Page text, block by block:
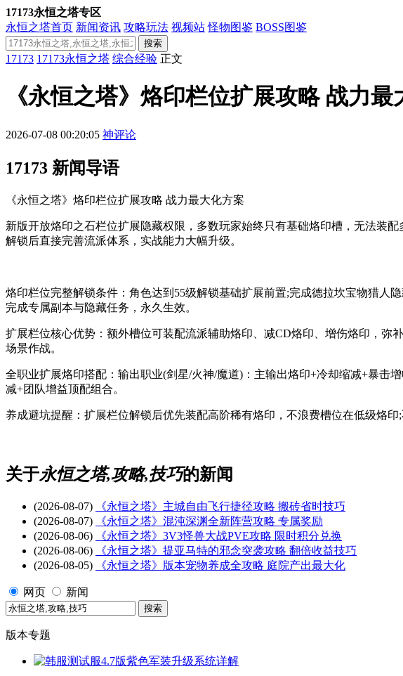
17173永恒之塔专区
永恒之塔首页 新闻资讯 攻略玩法 视频站 怪物图鉴 BOSS图鉴
搜索
17173 17173永恒之塔 综合经验 正文
《永恒之塔》烙印栏位扩展攻略 战力最
2026-07-08 00:20:05 神评论
17173 新闻导语
《永恒之塔》烙印栏位扩展攻略 战力最大化方案
新版开放烙印之石栏位扩展隐藏权限，多数玩家始终只有基础烙印槽，无法装
解锁后直接完善流派体系，实战能力大幅升级。
烙印栏位完整解锁条件：角色达到55级解锁基础扩展前置;完成德拉坎宝物猎人
完成专属副本与隐藏任务，永久生效。
扩展栏位核心优势：额外槽位可装配流派辅助烙印、减CD烙印、增伤烙印，弥
场景作战。
全职业扩展烙印搭配：输出职业(剑星/火神/魔道)：主输出烙印+冷却缩减+暴击
减+团队增益顶配组合。
养成避坑提醒：扩展栏位解锁后优先装配高阶稀有烙印，不浪费槽位在低级烙
关于永恒之塔,攻略,技巧的新闻
(2026-08-07)
《永恒之塔》主城自由飞行捷径攻略 搬砖省时技巧
(2026-08-07)
《永恒之塔》混沌深渊全新阵营攻略 专属奖励
(2026-08-06)
《永恒之塔》3V3怪兽大战PVE攻略 限时积分兑换
(2026-08-06)
《永恒之塔》提亚马特的邪念突袭攻略 翻倍收益技巧
(2026-08-05)
《永恒之塔》版本宠物养成全攻略 庭院产出最大化
网页 新闻
版本专题